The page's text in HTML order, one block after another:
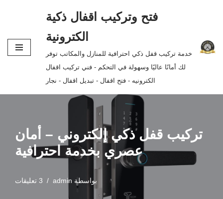
إلى
المحتوى
فتح وتركيب اقفال ذكية
الكترونية
خدمة تركيب قفل ذكي احترافية للمنازل والمكاتب توفر
لك أمانًا عاليًا وسهولة في التحكم - فني تركيب اقفال
الكترونيه - فتح اقفال - تبديل اقفال - نجار
تركيب قفل ذكي إلكتروني – أمان
عصري بخدمة احترافية
بواسطة admin 3 تعليقات